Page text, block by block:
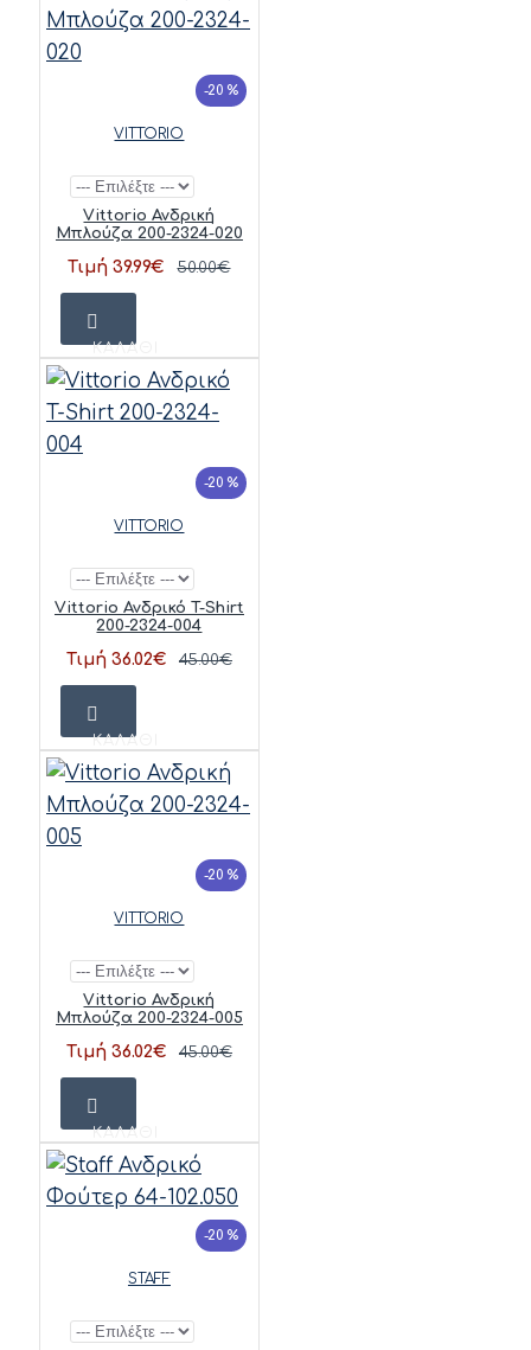
-20 %
VITTORIO
Vittorio Ανδρική
Μπλούζα 200-2324-020
Τιμή 39.99€ 50.00€
ΚΑΛΆΘΙ
-20 %
VITTORIO
Vittorio Ανδρικό T-Shirt
200-2324-004
Τιμή 36.02€ 45.00€
ΚΑΛΆΘΙ
-20 %
VITTORIO
Vittorio Ανδρική
Μπλούζα 200-2324-005
Τιμή 36.02€ 45.00€
ΚΑΛΆΘΙ
-20 %
STAFF